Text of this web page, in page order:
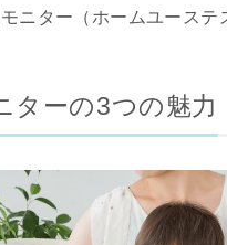
ニター（ホームユース
ターの3つの魅力